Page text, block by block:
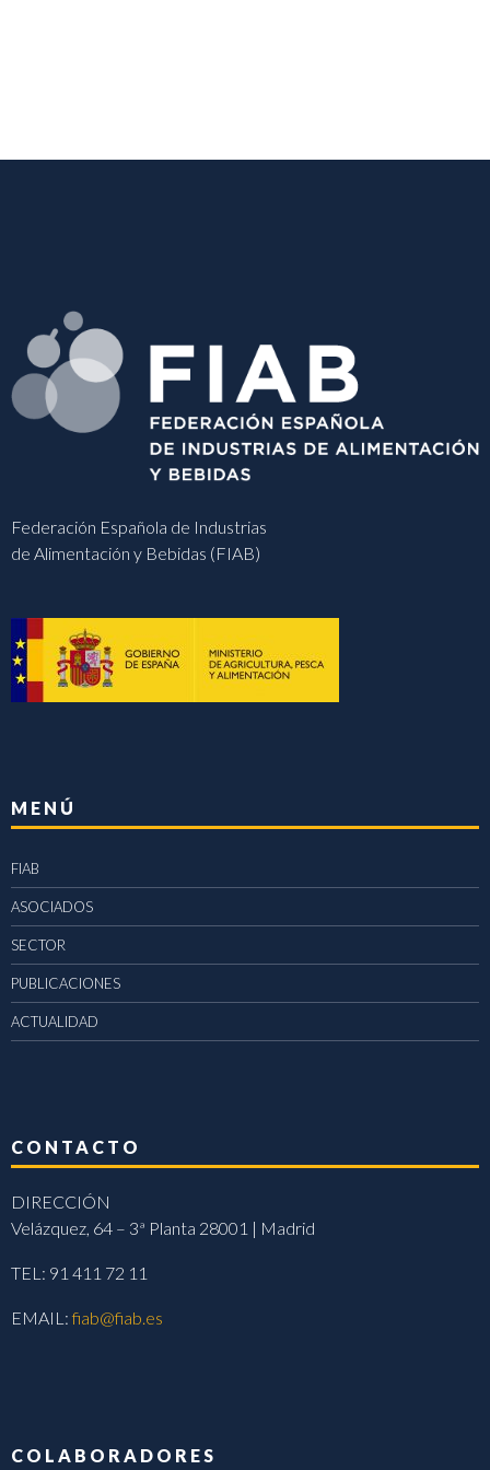
Federación Española de Industrias
de Alimentación y Bebidas (FIAB)
MENÚ
FIAB
ASOCIADOS
SECTOR
PUBLICACIONES
ACTUALIDAD
CONTACTO
DIRECCIÓN
Velázquez, 64 – 3ª Planta 28001 | Madrid
TEL: 91 411 72 11
EMAIL:fiab@fiab.es
COLABORADORES